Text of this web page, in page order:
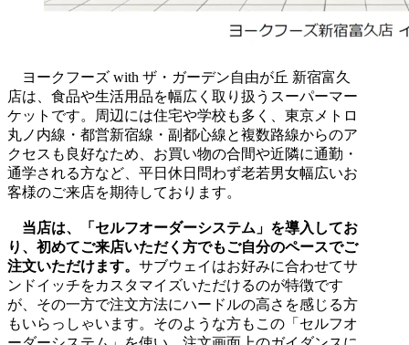
ヨークフーズ with ザ・ガーデン自由が丘 新宿富久
店は、食品や生活用品を幅広く取り扱うスーパーマー
ケットです。周辺には住宅や学校も多く、東京メトロ
丸ノ内線・都営新宿線・副都心線と複数路線からのア
クセスも良好なため、お買い物の合間や近隣に通勤・
通学される方など、平日休日問わず老若男女幅広いお
客様のご来店を期待しております。
当店は、「セルフオーダーシステム」を導入してお
り、初めてご来店いただく方でもご自分のペースでご
注文いただけます。 サブウェイはお好みに合わせてサ
ンドイッチをカスタマイズいただけるのが特徴です
が、その一方で注文方法にハードルの高さを感じる方
もいらっしゃいます。そのような方もこの「セルフオ